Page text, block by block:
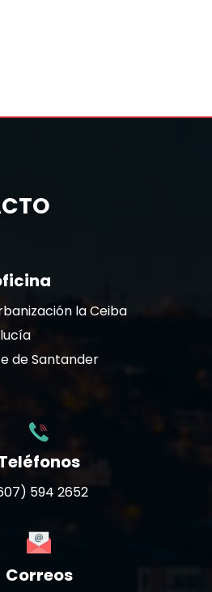
la Ceiba
de Santander
594 2652
Correos